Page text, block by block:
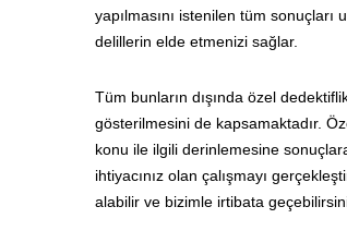
yapılmasını istenilen tüm sonuçları
delillerin elde etmenizi sağlar.
Tüm bunların dışında özel
gösterilmesini de kapsamaktadır.
konu ile ilgili derinlemesine
ihtiyacınız olan çalışmayı
alabilir ve bizimle irtibata